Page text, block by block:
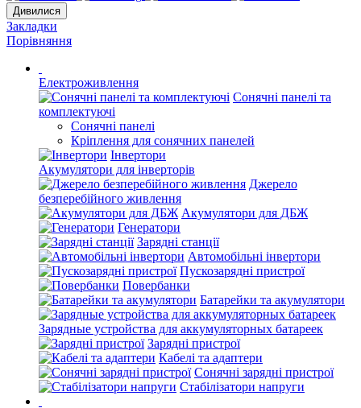
Дивилися
Закладки
Порівняння
Електроживлення
Сонячні панелі та
комплектуючі
Сонячні панелі
Кріплення для сонячних панелей
Інвертори
Акумулятори для інверторів
Джерело
безперебійного живлення
Акумулятори для ДБЖ
Генератори
Зарядні станції
Автомобільні інвертори
Пускозарядні пристрої
Повербанки
Батарейки та акумулятори
Зарядные устройства для аккумуляторных батареек
Зарядні пристрої
Кабелі та адаптери
Сонячні зарядні пристрої
Стабілізатори напруги